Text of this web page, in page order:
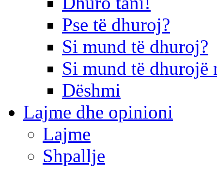
Pse të dhuroj?
Si mund të dhuroj?
Si mund të dhurojë
Dëshmi
Lajme dhe opinioni
Lajme
Shpallje